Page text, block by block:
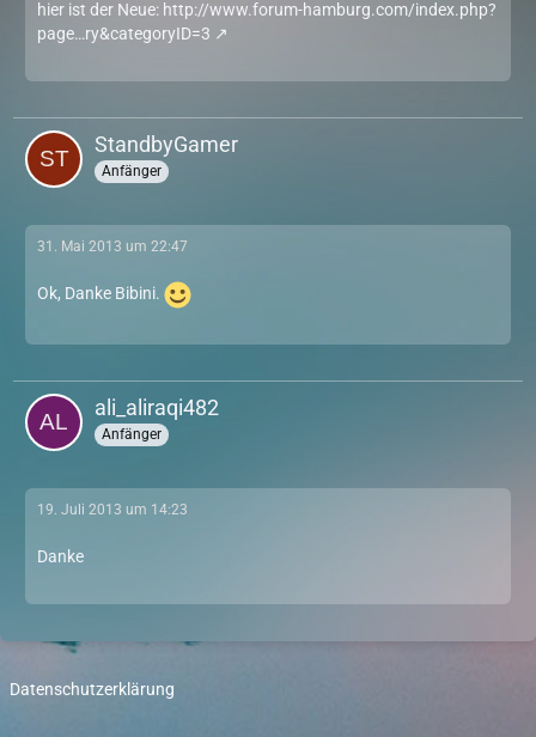
hier ist der Neue: http://www.forum-hamburg.com/index.php?
page…ry&categoryID=3
StandbyGamer
Anfänger
31. Mai 2013 um 22:47
Ok, Danke Bibini.
ali_aliraqi482
Anfänger
19. Juli 2013 um 14:23
Danke
Datenschutzerklärung